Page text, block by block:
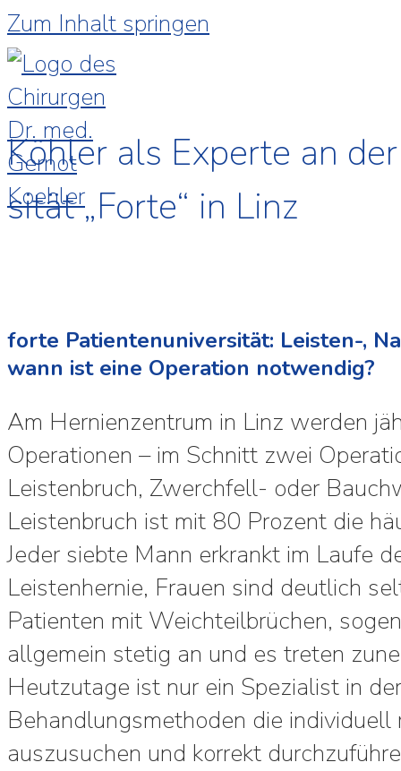
Zum Inhalt springen
Köhler als Experte an
sität „Forte“ in Linz
forte Patientenuniversität: Leisten-,
wann ist eine Operation notwendig?
Am Hernienzentrum in Linz werden
Operationen – im Schnitt zwei
Leistenbruch, Zwerchfell- oder
Leistenbruch ist mit 80 Prozent die
Jeder siebte Mann erkrankt im Laufe
Leistenhernie, Frauen sind deutlich
Patienten mit Weichteilbrüchen,
allgemein stetig an und es treten
Heutzutage ist nur ein Spezialist in
Behandlungsmethoden die
auszusuchen und korrekt